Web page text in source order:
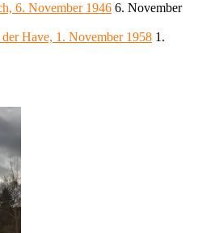
6. November 1946 6. November
Have, 1. November 1958 1.